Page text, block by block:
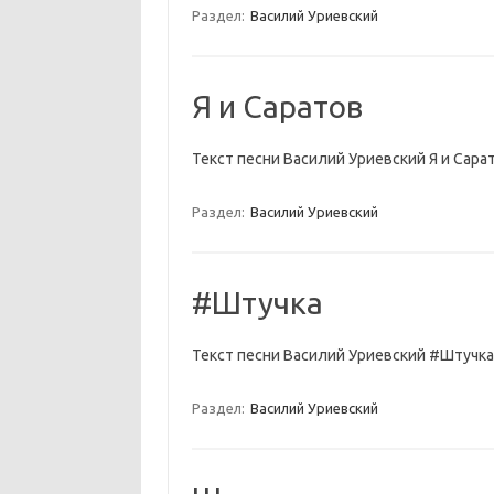
Раздел: Василий Уриевский
Я и Саратов
Текст песни Василий Уриевский Я и
Раздел: Василий Уриевский
#Штучка
Текст песни Василий Уриевский #Штучка
Раздел: Василий Уриевский